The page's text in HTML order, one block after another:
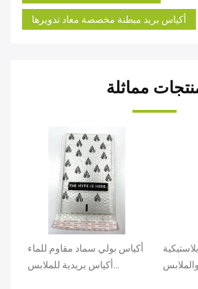
أكياس بريد مبطنة مخصصة معاد تدويرها
مماثلة
أكياس بولي سماد مقاوم للماء
أكياس بريدية للملابس